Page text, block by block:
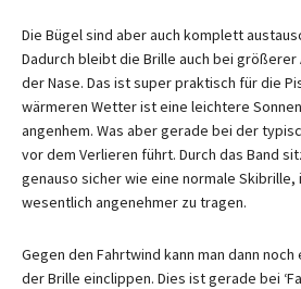
Die Bügel sind aber auch komplett
Dadurch bleibt die Brille auch bei
der Nase. Das ist super praktisch für die
wärmeren Wetter ist eine leichtere
angenhem. Was aber gerade bei der
vor dem Verlieren führt. Durch das Band
genauso sicher wie eine normale
wesentlich angenehmer zu tragen.
Gegen den Fahrtwind kann man dann
der Brille einclippen. Dies ist gerade bei